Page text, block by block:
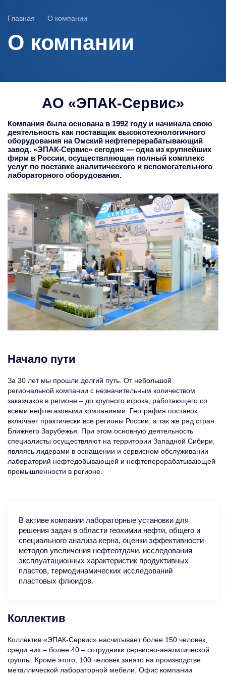
Главная О компании
О компании
АО «ЭПАК-Сервис»
Компания была основана в 1992 году и начинала свою
деятельность как поставщик высокотехнологичного
оборудования на Омский нефтеперерабатывающий
завод. «ЭПАК-Сервис» сегодня — одна из крупнейших
фирм в России, осуществляющая полный комплекс
услуг по поставке аналитического и вспомогательного
лабораторного оборудования.
Начало пути
За 30 лет мы прошли долгий путь. От небольшой
региональной компании с незначительным количеством
заказчиков в регионе – до крупного игрока, работающего со
всеми нефтегазовыми компаниями. География поставок
включает практически все регионы России, а так же ряд стран
Ближнего Зарубежья. При этом основную деятельность
специалисты осуществляют на территории Западной Сибири,
являясь лидерами в оснащении и сервисном обслуживании
лабораторий нефтедобывающей и нефтеперерабатывающей
промышленности в регионе.
В активе компании лабораторные установки для
решения задач в области геохимии нефти, общего и
специального анализа керна, оценки эффективности
методов увеличения нефтеотдачи, исследования
эксплуатационных характеристик продуктивных
пластов, термодинамических исследований
пластовых флюидов.
Коллектив
Коллектив «ЭПАК-Сервис» насчитывает более 150 человек,
среди них – более 40 – сотрудники сервисно-аналитической
группы. Кроме этого, 100 человек занято на производстве
металлической лабораторной мебели. Офис компании